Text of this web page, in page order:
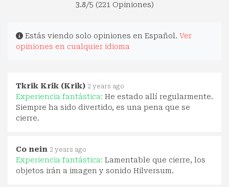
3.8/5 (221 Opiniones)
Estás viendo solo opiniones en Español. Ver
opiniones en cualquier idioma
Tkrik Krik (Krik) 2 years ago
Experiencia fantástica: He estado allí regularmente.
Siempre ha sido divertido, es una pena que se
cierre.
Co nein 2 years ago
Experiencia fantástica: Lamentable que cierre, los
objetos irán a imagen y sonido Hilversum.